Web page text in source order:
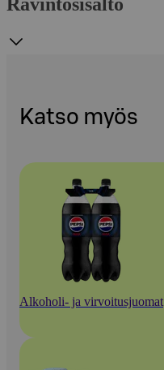
Katso myös
Alkoholi- ja virvoitusjuomat